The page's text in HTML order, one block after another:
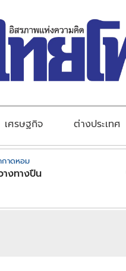
เศรษฐกิจ ต่างประเทศ
าดหอม
างทางปืน